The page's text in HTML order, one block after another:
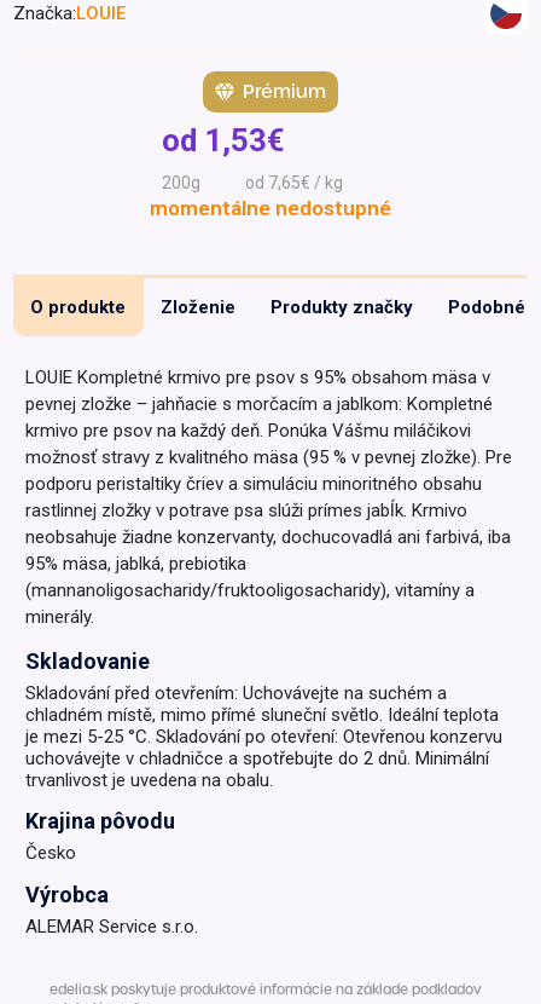
Drogéria a kozmetika
Domácnosť a kancelária
Lekáreň
Značka:LOUIE
Prémium
od 1,53€
200g od 7,65€ / kg
momentálne nedostupné
O produkte Zloženie Produkty značky Podobné
LOUIE Kompletné krmivo pre psov s 95% obsahom mäsa v
pevnej zložke – jahňacie s morčacím a jablkom: Kompletné
krmivo pre psov na každý deň. Ponúka Vášmu miláčikovi
možnosť stravy z kvalitného mäsa (95 % v pevnej zložke). Pre
podporu peristaltiky čriev a simuláciu minoritného obsahu
rastlinnej zložky v potrave psa slúži prímes jabĺk. Krmivo
neobsahuje žiadne konzervanty, dochucovadlá ani farbivá, iba
95% mäsa, jablká, prebiotika
(mannanoligosacharidy/fruktooligosacharidy), vitamíny a
minerály.
Skladovanie
Skladování před otevřením: Uchovávejte na suchém a
chladném místě, mimo přímé sluneční světlo. Ideální teplota
je mezi 5-25 °C. Skladování po otevření: Otevřenou konzervu
uchovávejte v chladničce a spotřebujte do 2 dnů. Minimální
trvanlivost je uvedena na obalu.
Krajina pôvodu
Česko
Výrobca
ALEMAR Service s.r.o.
edelia.sk poskytuje produktové informácie na základe podkladov